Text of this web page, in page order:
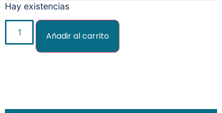
Hay existencias
Añadir al carrito